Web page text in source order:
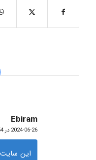
Ebiram
گفته:
2024-06-26 در 8:54 ق.ظ
این سایت